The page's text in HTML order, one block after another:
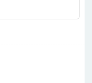
E cu siguranță
Această lentoare îi
alternanţa dintre